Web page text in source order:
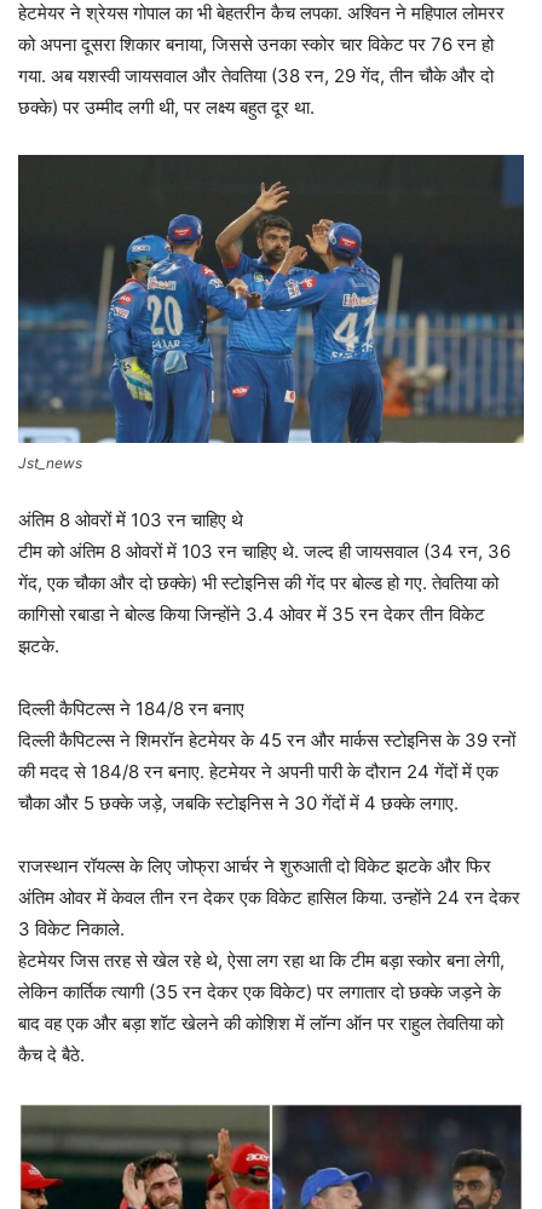
हेटमेयर ने श्रेयस गोपाल का भी बेहतरीन कैच लपका. अश्विन ने महिपाल लोमरर
को अपना दूसरा शिकार बनाया, जिससे उनका स्कोर चार विकेट पर 76 रन हो
गया. अब यशस्वी जायसवाल और तेवतिया (38 रन, 29 गेंद, तीन चौके और दो
छक्के) पर उम्मीद लगी थी, पर लक्ष्य बहुत दूर था.
Jst_news
अंतिम 8 ओवरों में 103 रन चाहिए थे
टीम को अंतिम 8 ओवरों में 103 रन चाहिए थे. जल्द ही जायसवाल (34 रन, 36
गेंद, एक चौका और दो छक्के) भी स्टोइनिस की गेंद पर बोल्ड हो गए. तेवतिया को
कागिसो रबाडा ने बोल्ड किया जिन्होंने 3.4 ओवर में 35 रन देकर तीन विकेट
झटके.
दिल्ली कैपिटल्स ने 184/8 रन बनाए
दिल्ली कैपिटल्स ने शिमरॉन हेटमेयर के 45 रन और मार्कस स्टोइनिस के 39 रनों
की मदद से 184/8 रन बनाए. हेटमेयर ने अपनी पारी के दौरान 24 गेंदों में एक
चौका और 5 छक्के जड़े, जबकि स्टोइनिस ने 30 गेंदों में 4 छक्के लगाए.
राजस्थान रॉयल्स के लिए जोफ्रा आर्चर ने शुरुआती दो विकेट झटके और फिर
अंतिम ओवर में केवल तीन रन देकर एक विकेट हासिल किया. उन्होंने 24 रन देकर
3 विकेट निकाले.
हेटमेयर जिस तरह से खेल रहे थे, ऐसा लग रहा था कि टीम बड़ा स्कोर बना लेगी,
लेकिन कार्तिक त्यागी (35 रन देकर एक विकेट) पर लगातार दो छक्के जड़ने के
बाद वह एक और बड़ा शॉट खेलने की कोशिश में लॉन्ग ऑन पर राहुल तेवतिया को
कैच दे बैठे.